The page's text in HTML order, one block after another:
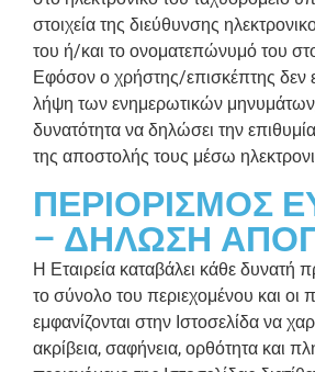
στοιχεία της διεύθυνσης
του ή/και το ονοματεπώνυμό του
Εφόσον ο χρήστης/επισκέπτης δεν
λήψη των ενημερωτικών μηνυμάτων,
δυνατότητα να δηλώσει την
της αποστολής τους μέσω
ΠΕΡΙΟΡΙΣΜΟΣ
– ΔΗΛΩΣΗ
Η Εταιρεία καταβάλει κάθε δυνατή
το σύνολο του περιεχομένου και οι
εμφανίζονται στην Ιστοσελίδα να
ακρίβεια, σαφήνεια, ορθότητα και